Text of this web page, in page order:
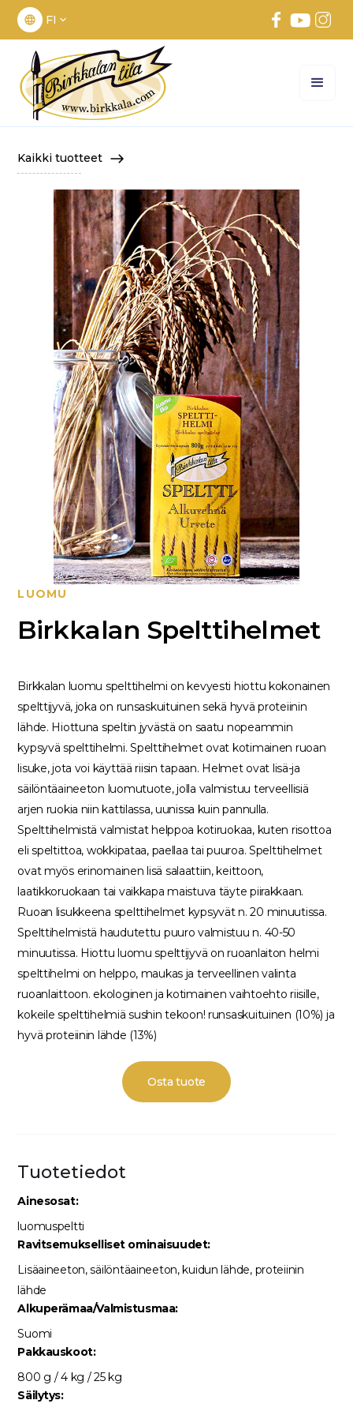
FI
Kaikki tuotteet
LUOMU
Birkkalan Spelttihelmet
Birkkalan luomu spelttihelmi on kevyesti hiottu kokonainen
spelttijyvä, joka on runsaskuituinen sekä hyvä proteiinin
lähde. Hiottuna speltin jyvästä on saatu nopeammin
kypsyvä spelttihelmi. Spelttihelmet ovat kotimainen ruoan
lisuke, jota voi käyttää riisin tapaan. Helmet ovat lisä-ja
säilöntäaineeton luomutuote, jolla valmistuu terveellisiä
arjen ruokia niin kattilassa, uunissa kuin pannulla.
Spelttihelmistä valmistat helppoa kotiruokaa, kuten risottoa
eli speltittoa, wokkipataa, paellaa tai puuroa. Spelttihelmet
ovat myös erinomainen lisä salaattiin, keittoon,
laatikkoruokaan tai vaikkapa maistuva täyte piirakkaan.
Ruoan lisukkeena spelttihelmet kypsyvät n. 20 minuutissa.
Spelttihelmistä haudutettu puuro valmistuu n. 40-50
minuutissa. Hiottu luomu spelttijyvä on ruoanlaiton helmi
spelttihelmi on helppo, maukas ja terveellinen valinta
ruoanlaittoon. ekologinen ja kotimainen vaihtoehto riisille,
kokeile spelttihelmiä sushin tekoon! runsaskuituinen (10%) ja
hyvä proteiinin lähde (13%)
Osta tuote
Tuotetiedot
Ainesosat:
luomuspeltti
Ravitsemukselliset ominaisuudet:
Lisäaineeton, säilöntäaineeton, kuidun lähde, proteiinin
lähde
Alkuperämaa/Valmistusmaa:
Suomi
Pakkauskoot:
800 g / 4 kg / 25 kg
Säilytys: